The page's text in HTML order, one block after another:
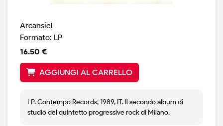
Arcansiel
Formato: LP
16.50 €
AGGIUNGI AL CARRELLO
LP. Contempo Records, 1989, IT. Il secondo album di
studio del quintetto progressive rock di Milano.